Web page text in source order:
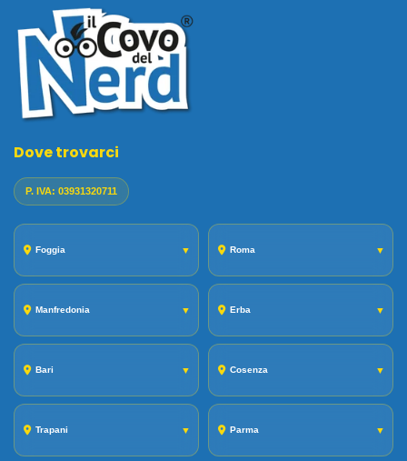
Dove trovarci
P. IVA: 03931320711
Foggia ▼ Roma ▼
Manfredonia ▼ Erba ▼
Bari ▼ Cosenza ▼
Trapani ▼ Parma ▼